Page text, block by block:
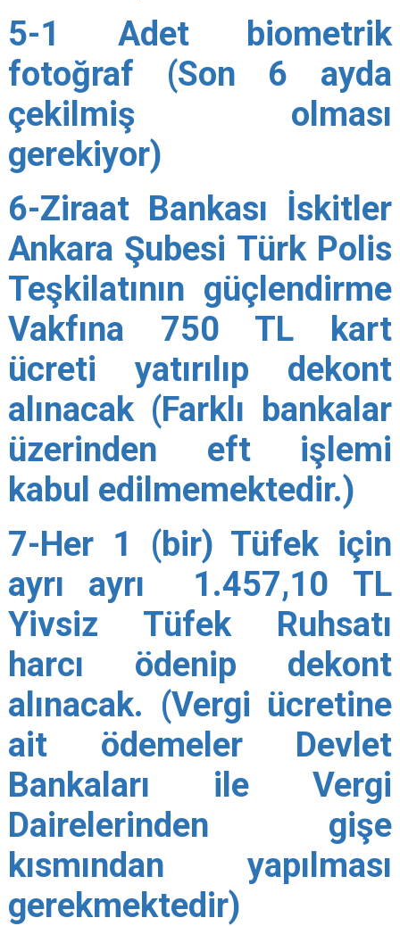
5-1 Adet biometrik
fotoğraf (Son 6 ayda
çekilmiş olması
gerekiyor)
6-Ziraat Bankası İskitler
Ankara Şubesi Türk Polis
Teşkilatının güçlendirme
Vakfına 750 TL kart
ücreti yatırılıp dekont
alınacak (Farklı bankalar
üzerinden eft işlemi
kabul edilmemektedir.)
7-Her 1 (bir) Tüfek için
ayrı ayrı 1.457,10 TL
Yivsiz Tüfek Ruhsatı
harcı ödenip dekont
alınacak. (Vergi ücretine
ait ödemeler Devlet
Bankaları ile Vergi
Dairelerinden gişe
kısmından yapılması
gerekmektedir)